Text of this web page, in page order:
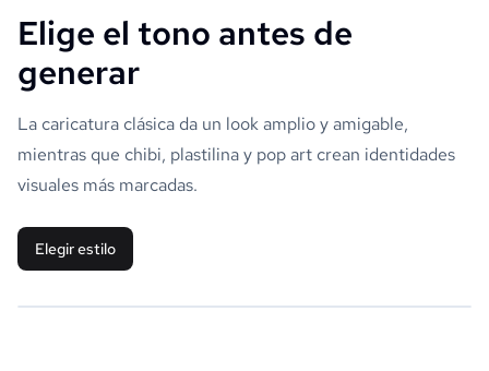
Elige el tono antes de
generar
La caricatura clásica da un look amplio y amigable,
mientras que chibi, plastilina y pop art crean identidades
visuales más marcadas.
Elegir estilo